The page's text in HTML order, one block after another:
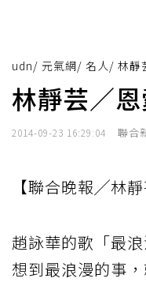
udn/ 元氣網/ 名人/ 林靜
林靜芸／
2014-09-23 16:29:04 聯合
【聯合晚報╱林靜
趙詠華的歌「最
想到最浪漫的事